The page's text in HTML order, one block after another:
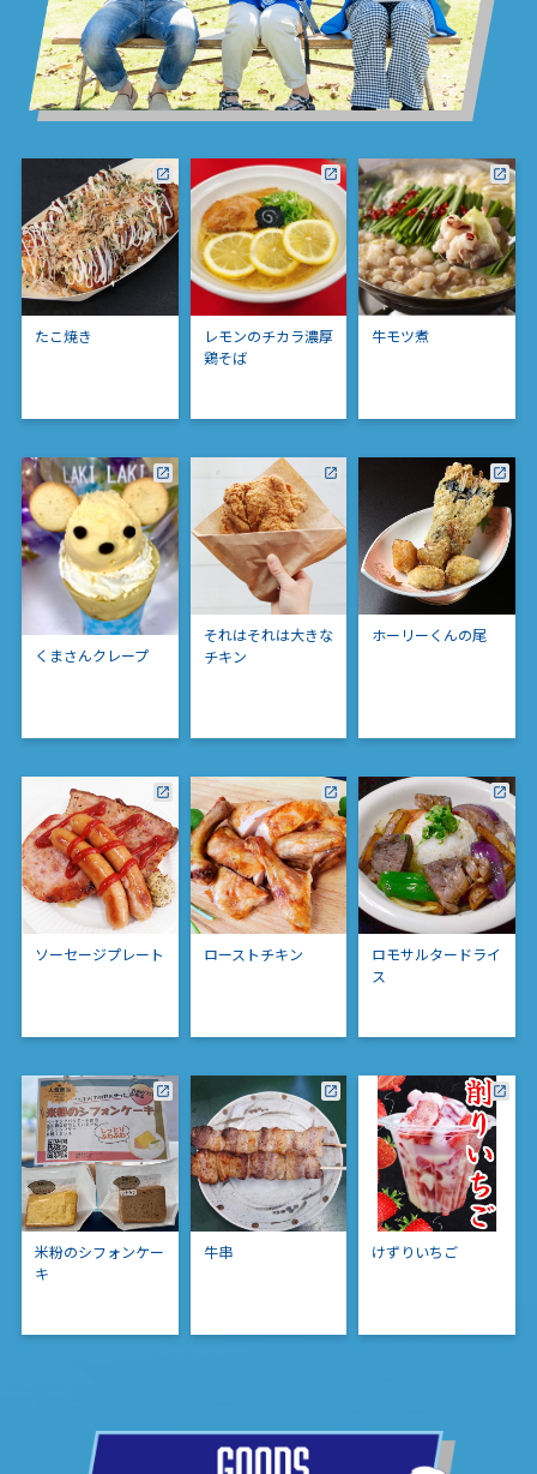
たこ焼き
レモンのチカラ濃厚
鶏そば
牛モツ煮
くまさんクレープ
それはそれは大きな
チキン
ホーリーくんの尾
ソーセージプレート ローストチキン
ロモサルタードライ
ス
米粉のシフォンケー
キ
牛串 けずりいちご